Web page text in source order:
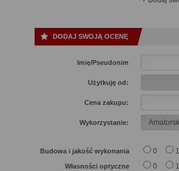
DODAJ SWOJĄ OCENĘ
Imię/Pseudonim
Użytkuję od:
Cena zakupu:
Wykorzystanie:
Budowa i jakość wykonania 0 1
Własności optyczne 0 1